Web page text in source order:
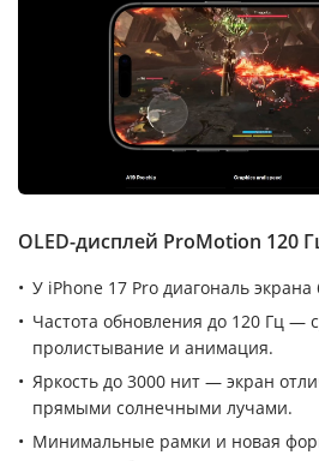
OLED-дисплей ProMotion 120
У iPhone 17 Pro диагональ экрана
Частота обновления до 120 Гц —
пролистывание и анимация.
Яркость до 3000 нит — экран
прямыми солнечными лучами.
Минимальные рамки и новая